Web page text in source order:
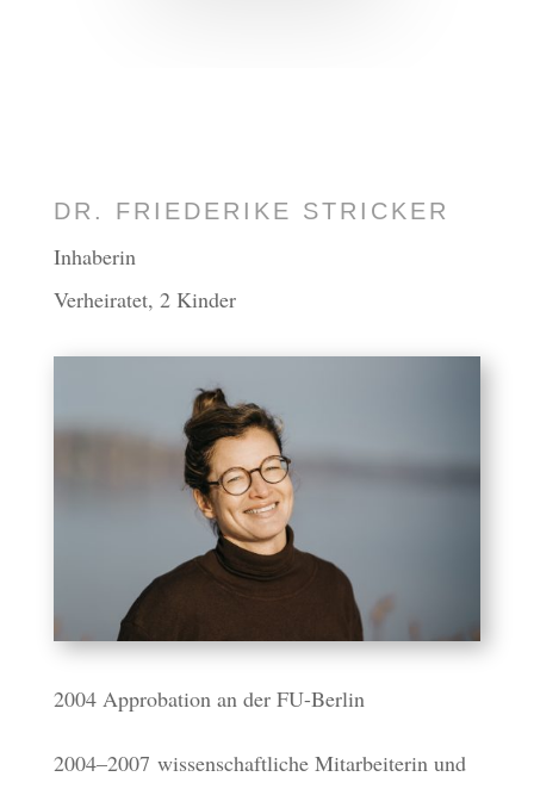
DR. FRIE­DE­RIKE STRICKER
Inha­be­rin
Verhei­ra­tet, 2 Kinder
2004 Appro­ba­tion an der FU-Berlin
2004–2007 wissen­schaft­li­che Mitar­bei­te­rin und